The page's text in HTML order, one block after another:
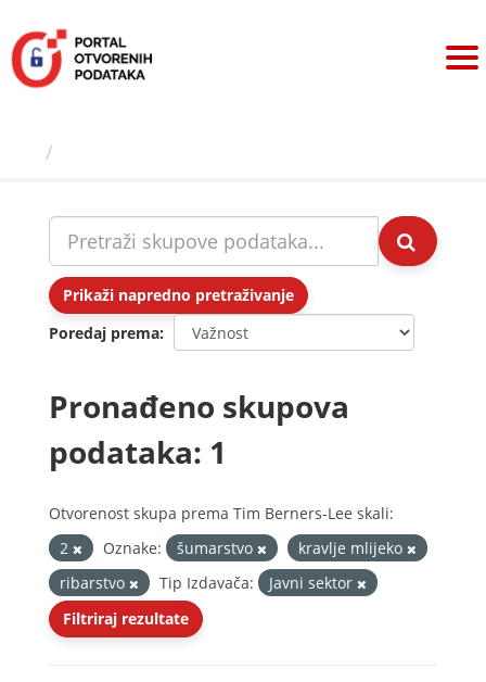
sadržaj
Prikaži napredno pretraživanje
Poredaj prema
Pronađeno skupova
podataka: 1
Otvorenost skupa prema Tim Berners-Lee skali:
2
Oznake: šumarstvo
kravlje mlijeko
ribarstvo
Tip Izdavača:
Javni sektor
Filtriraj rezultate